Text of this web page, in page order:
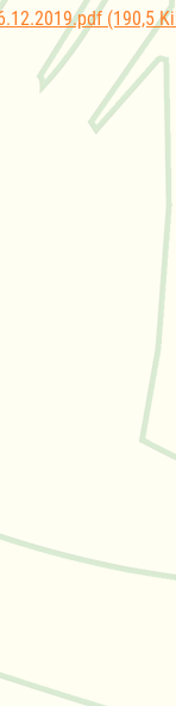
(190,5